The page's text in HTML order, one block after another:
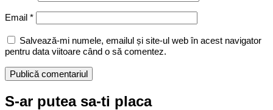
Email *
Salvează-mi numele, emailul și site-ul web în acest navigator
pentru data viitoare când o să comentez.
S-ar putea sa-ti placa